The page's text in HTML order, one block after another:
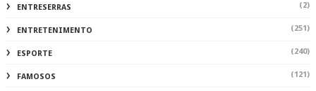
ENTRESERRAS (2)
ENTRETENIMENTO (251)
ESPORTE (240)
FAMOSOS (121)